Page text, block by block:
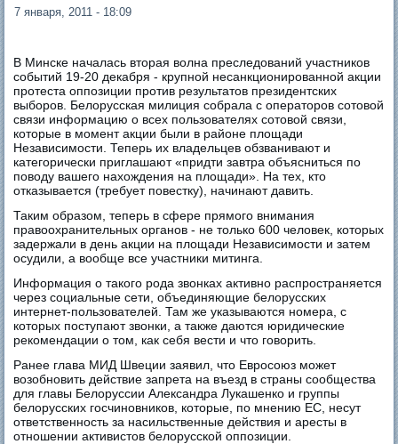
7 января, 2011 - 18:09
В Минске началась вторая волна преследований участников
событий 19-20 декабря - крупной несанкционированной акции
протеста оппозиции против результатов президентских
выборов. Белорусская милиция собрала с операторов сотовой
связи информацию о всех пользователях сотовой связи,
которые в момент акции были в районе площади
Независимости. Теперь их владельцев обзванивают и
категорически приглашают «придти завтра объясниться по
поводу вашего нахождения на площади». На тех, кто
отказывается (требует повестку), начинают давить.
Таким образом, теперь в сфере прямого внимания
правоохранительных органов - не только 600 человек, которых
задержали в день акции на площади Независимости и затем
осудили, а вообще все участники митинга.
Информация о такого рода звонках активно распространяется
через социальные сети, объединяющие белорусских
интернет-пользователей. Там же указываются номера, с
которых поступают звонки, а также даются юридические
рекомендации о том, как себя вести и что говорить.
Ранее глава МИД Швеции заявил, что Евросоюз может
возобновить действие запрета на въезд в страны сообщества
для главы Белоруссии Александра Лукашенко и группы
белорусских госчиновников, которые, по мнению ЕС, несут
ответственность за насильственные действия и аресты в
отношении активистов белорусской оппозиции.